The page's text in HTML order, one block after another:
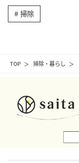
TOP 掃除・暮らし
掃除